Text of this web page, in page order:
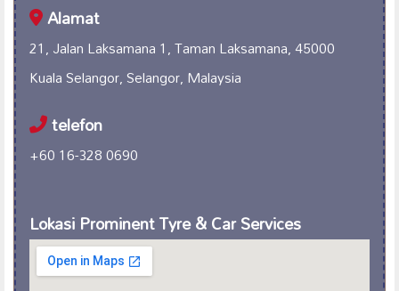
Alamat
21, Jalan Laksamana 1, Taman Laksamana, 45000
Kuala Selangor, Selangor, Malaysia
telefon
+60 16-328 0690
Lokasi Prominent Tyre & Car Services